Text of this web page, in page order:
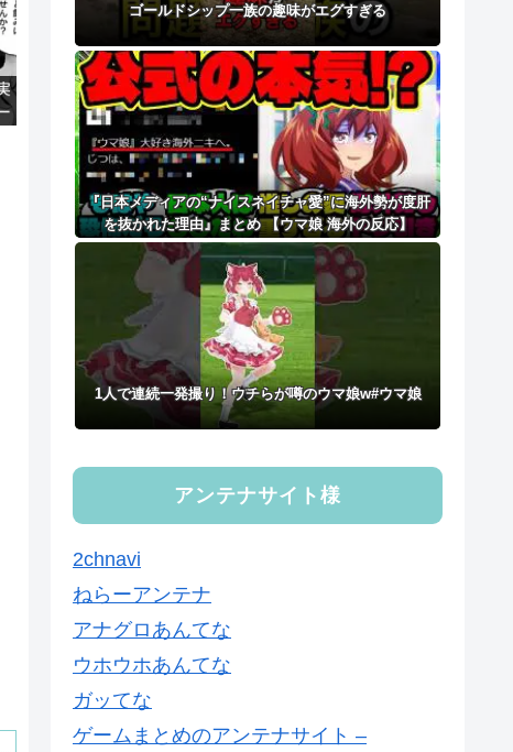
ゴールドシップ一族の趣味がエグすぎる
『日本メディアの“ナイスネイチャ愛”に海外勢が度肝
を抜かれた理由』まとめ 【ウマ娘 海外の反応】
1人で連続一発撮り！ウチらが噂のウマ娘w#ウマ娘
アンテナサイト様
2chnavi
ねらーアンテナ
アナグロあんてな
ウホウホあんてな
ガッてな
ゲームまとめのアンテナサイト –